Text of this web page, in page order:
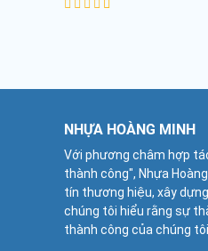
NHỰA HOÀNG MINH
Với phương châm hợp
thành công", Nhựa
tín thương hiệu, xây
chúng tôi hiểu rằng sự
thành công của chúng tôi.